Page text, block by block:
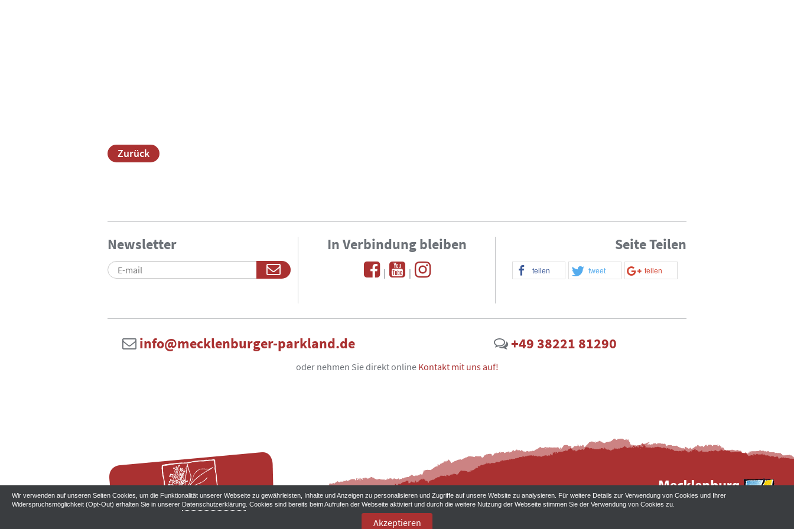
Zurück
Newsletter In Verbindung bleiben
| |
Seite Teilen
teilen tweet teilen
info@mecklenburger-parkland.de +49 38221 81290
oder nehmen Sie direkt online Kontakt mit uns auf!
Wir verwenden auf unseren Seiten Cookies, um die Funktionalität unserer Webseite zu gewährleisten, Inhalte und Anzeigen zu personalisieren und Zugriffe auf unsere Website zu analysieren. Für weitere Details zur Verwendung von Cookies und Ihrer
Widerspruchsmöglichkeit (Opt-Out) erhalten Sie in unserer Datenschutzerklärung . Cookies sind bereits beim Aufrufen der Webseite aktiviert und durch die weitere Nutzung der Webseite stimmen Sie der Verwendung von Cookies zu.
Akzeptieren